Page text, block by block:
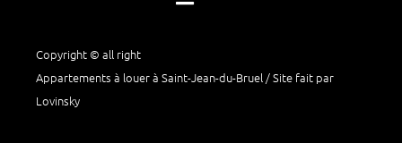
Copyright © all right
Appartements à louer à Saint-Jean-du-Bruel / Site fait par
Lovinsky